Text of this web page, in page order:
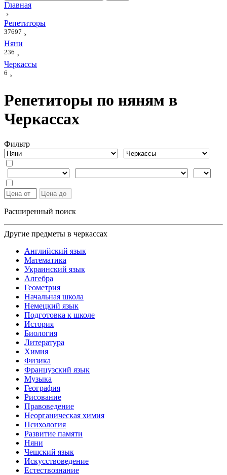
Главная
›
Репетиторы
37697 ›
Няни
236 ›
Черкассы
6 ›
Репетиторы по няням в
Черкассах
Фильтр
Расширенный поиск
Другие предметы в черкассах
Английский язык
Математика
Украинский язык
Алгебра
Геометрия
Начальная школа
Немецкий язык
Подготовка к школе
История
Биология
Литература
Химия
Физика
Французский язык
Музыка
География
Рисование
Правоведение
Неорганическая химия
Психология
Развитие памяти
Няни
Чешский язык
Искусствоведение
Естествознание